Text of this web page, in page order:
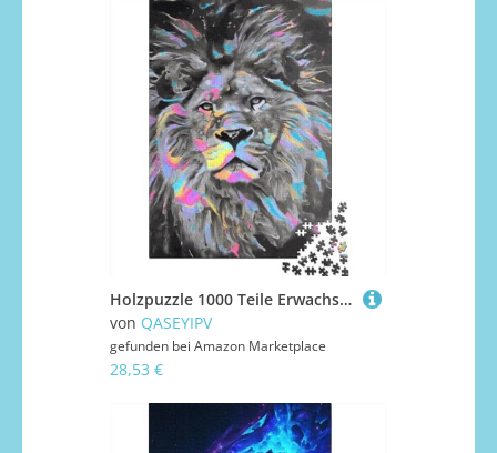
Holzpuzzle 1000 Teile Erwachsene Puzzle Abstraktes Quadrat Löwe Puzzle für Kinder Spiele für Familien Weihnachtsgeschenke 1000 Teile (75x50cm)
von QASEYIPV
gefunden bei Amazon Marketplace
28,53 €